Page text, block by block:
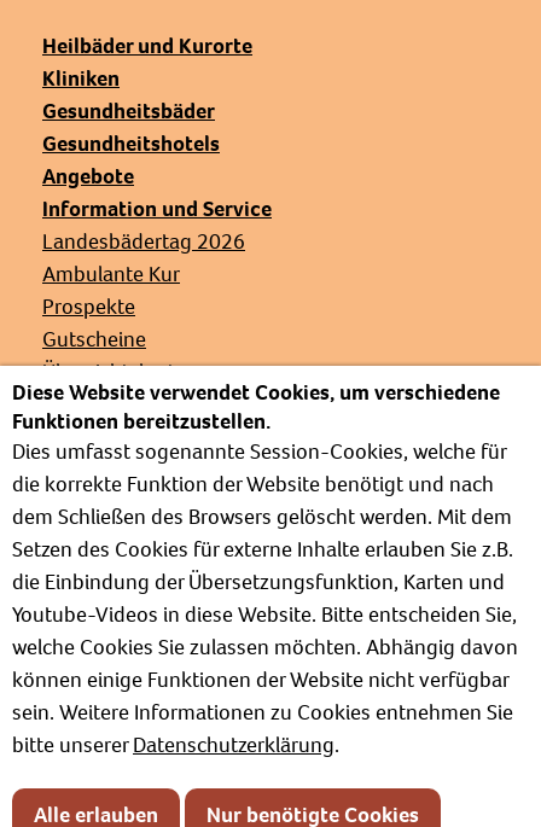
Heilbäder und Kurorte
Kliniken
Gesundheitsbäder
Gesundheitshotels
Angebote
Information und Service
Landesbädertag 2026
Ambulante Kur
Prospekte
Gutscheine
Übersichtskarte
Veranstaltungen
Presse
Links
Partnerverbände
Barrierefrei
Weg zur Kur
Kur- und Wellnesslexikon
Informationen zum Verband
Positionspapiere
Impressum
Datenschutz
Diese Website verwendet Cookies, um verschiedene
Funktionen bereitzustellen.
Dies umfasst sogenannte Session-Cookies, welche für
die korrekte Funktion der Website benötigt und nach
dem Schließen des Browsers gelöscht werden. Mit dem
Setzen des Cookies für externe Inhalte erlauben Sie z.B.
die Einbindung der Übersetzungsfunktion, Karten und
Youtube-Videos in diese Website. Bitte entscheiden Sie,
welche Cookies Sie zulassen möchten. Abhängig davon
können einige Funktionen der Website nicht verfügbar
sein. Weitere Informationen zu Cookies entnehmen Sie
bitte unsererDatenschutzerklärung.
Alle erlauben Nur benötigte Cookies